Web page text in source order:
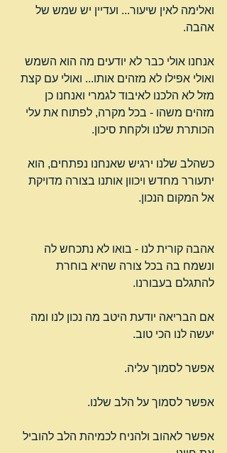
ואלימה לאין שיעור... ועדיין יש שמש של
אהבה.
אנחנו אולי כבר לא יודעים מה הוא השמש
ואולי אפילו לא מזהים אותו... ואולי עם קצת
מזל לא הלכנו לאיבוד לגמרי ואנחנו כן
מזהים משהו - בכל מקרה, לפתוח את עלי
הכותרת שלנו ולקחת סיכון.
כשהלב שלנו ירגיש שאנחנו נפתחים, הוא
יתעורר מחדש ויכוון אותנו בצורה מדויקת
אל המקום הנכון.
אהבה קורית לנו - בואו לא נתכחש לה
ונשמח בה בכל צורה שהיא בוחרת
להתגלם בעבורנו.
אם הבריאה יודעת היטב מה נכון לנו ומה
יעשה לנו הכי טוב.
אפשר לסמוך עליה.
אפשר לסמוך על הלב שלנו.
אפשר לאהוב ולהניח לכמיהת הלב להוביל